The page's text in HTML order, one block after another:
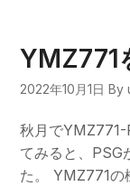
YMZ771
2022年10月1日 By
秋月でYMZ771-
てみると、PSG
た。 YMZ771の